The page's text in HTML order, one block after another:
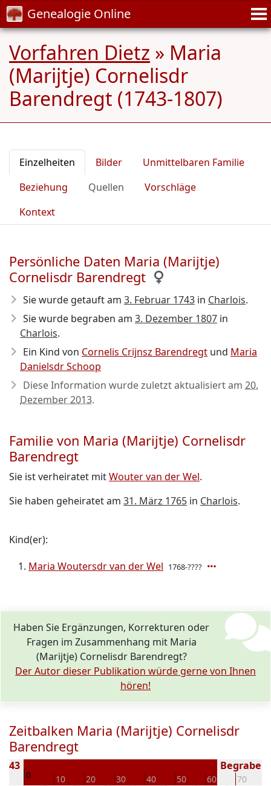
Genealogie Online
Vorfahren Dietz » Maria
(Marijtje) Cornelisdr
Barendregt (1743-1807)
Einzelheiten Bilder
Unmittelbaren Familie
Beziehung
Quellen
Vorschläge
Kontext
Persönliche Daten Maria (Marijtje)
Cornelisdr Barendregt
Sie wurde getauft am 3. Februar 1743 in Charlois.
Sie wurde begraben am 3. Dezember 1807 in
Charlois.
Ein Kind von Cornelis Crijnsz Barendregt und Maria
Danielsdr Schoop
Diese Information wurde zuletzt aktualisiert am 20.
Dezember 2013.
Familie von Maria (Marijtje) Cornelisdr
Barendregt
Sie ist verheiratet mitWouter van der Wel.
Sie haben geheiratet am 31. März 1765 in Charlois.
Kind(er):
Maria Woutersdr van der Wel 1768-????
Haben Sie Ergänzungen, Korrekturen oder
Fragen im Zusammenhang mit Maria
(Marijtje) Cornelisdr Barendregt?
Der Autor dieser Publikation würde gerne von Ihnen
hören!
Zeitbalken Maria (Marijtje) Cornelisdr
Barendregt
0 10 20 30 40 50 60 70
Begraben